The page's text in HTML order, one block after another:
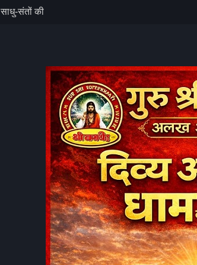
साधु-संतों की